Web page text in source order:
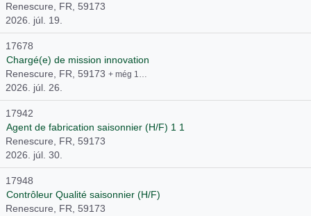
Renescure, FR, 59173
2026. júl. 19.
17678
Chargé(e) de mission innovation
Renescure, FR, 59173 + még 1…
2026. júl. 26.
17942
Agent de fabrication saisonnier (H/F) 1 1
Renescure, FR, 59173
2026. júl. 30.
17948
Contrôleur Qualité saisonnier (H/F)
Renescure, FR, 59173